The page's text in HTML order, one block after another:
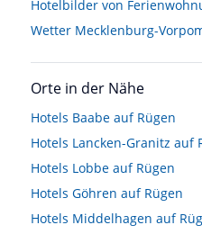
Hotelbilder von
Wetter Mecklenburg-
Orte in der Nähe
Hotels Baabe auf Rügen
Hotels Lancken-Granitz auf
Hotels Lobbe auf Rügen
Hotels Göhren auf Rügen
Hotels Middelhagen auf